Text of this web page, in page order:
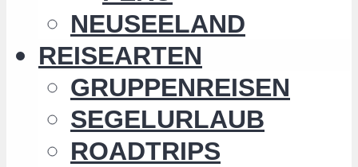
NEUSEELAND
REISEARTEN
GRUPPENREISEN
SEGELURLAUB
ROADTRIPS